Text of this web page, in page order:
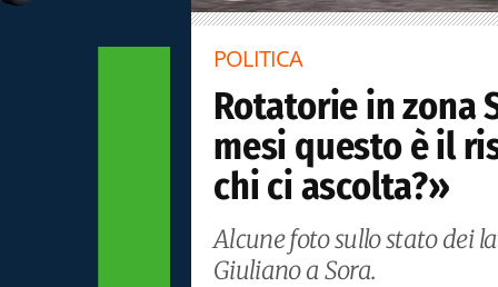
POLITICA
Rotatorie in zona
mesi questo è il
chi ci ascolta?»
Alcune foto sullo stato dei
Giuliano a Sora.